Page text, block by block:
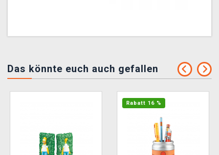
Das könnte euch auch gefallen
Rabatt 16 %